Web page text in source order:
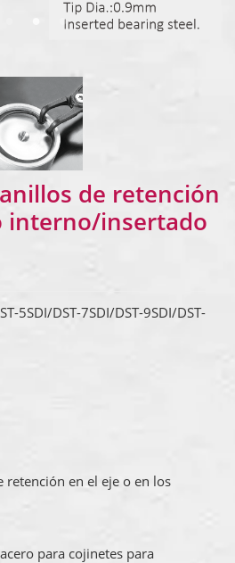
de retención
interno/insertado
5SDI/DST-7SDI/DST-9SDI/DST-
retención en el eje o en los
para cojinetes para